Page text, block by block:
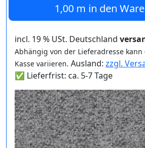
1,00 m in den
incl. 19 % USt. Deutschland
Abhängig von der Lieferadresse kann
Kasse variieren. Ausland: zzgl.
✅ Lieferfrist: ca. 5-7 Tage